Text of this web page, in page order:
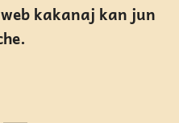
kakanaj kan jun